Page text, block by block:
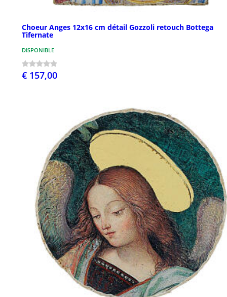
Choeur Anges 12x16 cm détail Gozzoli retouch Bottega
Tifernate
DISPONIBLE
€ 157,00